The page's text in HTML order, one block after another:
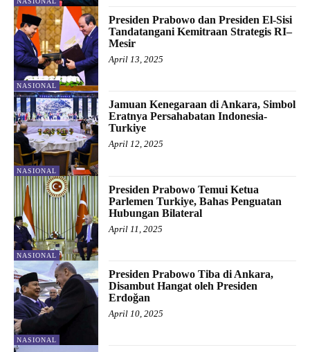
NASIONAL
Presiden Prabowo dan Presiden El-Sisi
Tandatangani Kemitraan Strategis RI–
Mesir
April 13, 2025
NASIONAL
Jamuan Kenegaraan di Ankara, Simbol
Eratnya Persahabatan Indonesia-
Turkiye
April 12, 2025
NASIONAL
Presiden Prabowo Temui Ketua
Parlemen Turkiye, Bahas Penguatan
Hubungan Bilateral
April 11, 2025
NASIONAL
Presiden Prabowo Tiba di Ankara,
Disambut Hangat oleh Presiden
Erdoğan
April 10, 2025